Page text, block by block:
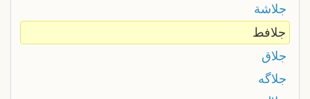
جلاشة
جلافط
جلاق
جلاگه